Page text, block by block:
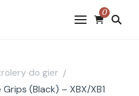
0
do gier /
(Black) – XBX/XB1